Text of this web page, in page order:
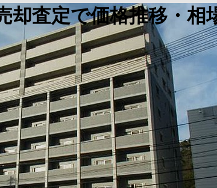
査定で価格推移・相